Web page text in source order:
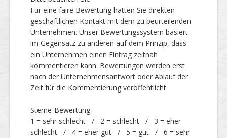
Für eine faire Bewertung hatten Sie direkten
geschäftlichen Kontakt mit dem zu beurteilenden
Unternehmen. Unser Bewertungssystem basiert
im Gegensatz zu anderen auf dem Prinzip, dass
ein Unternehmen einen Eintrag zeitnah
kommentieren kann. Bewertungen werden erst
nach der Unternehmensantwort oder Ablauf der
Zeit für die Kommentierung veröffentlicht.
Sterne-Bewertung:
1 = sehr schlecht / 2 = schlecht / 3 = eher
schlecht / 4 = eher gut / 5 = gut / 6 = sehr